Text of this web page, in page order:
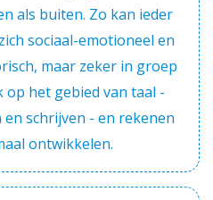
als buiten. Zo kan ieder
sociaal-emotioneel en
maar zeker in groep
op het gebied van taal -
en schrijven - en rekenen
ontwikkelen.